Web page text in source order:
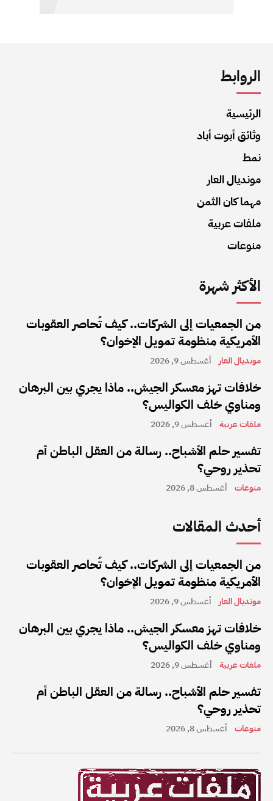
الروابط
الرئيسية
وثائق أبوت أباد
نمط
مونديال العار
مهما كان الثمن
ملفات عربية
منوعات
الأكثر شهرة
من الجمعيات إلى الشركات.. كيف تُحاصر العقوبات
الأمريكية منظومة تمويل الإخوان؟
مونديال العار أغسطس 9, 2026
خلافات تهز معسكر الجيش.. ماذا يجري بين البرهان
ومناوي خلف الكواليس؟
ملفات عربية أغسطس 9, 2026
تفسير حلم الأشباح.. رسالة من العقل الباطن أم
تحذير روحي؟
منوعات أغسطس 8, 2026
أحدث المقالات
من الجمعيات إلى الشركات.. كيف تُحاصر العقوبات
الأمريكية منظومة تمويل الإخوان؟
مونديال العار أغسطس 9, 2026
خلافات تهز معسكر الجيش.. ماذا يجري بين البرهان
ومناوي خلف الكواليس؟
ملفات عربية أغسطس 9, 2026
تفسير حلم الأشباح.. رسالة من العقل الباطن أم
تحذير روحي؟
منوعات أغسطس 8, 2026